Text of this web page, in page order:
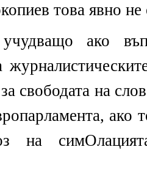
това явно не
ако
свободата на
ако
на